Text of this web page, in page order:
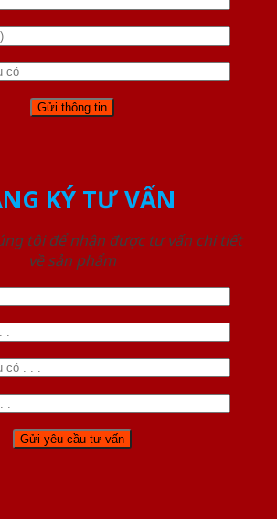
KÝ TƯ VẤN
tôi để nhận được tư vấn chi tiết
về sản phẩm